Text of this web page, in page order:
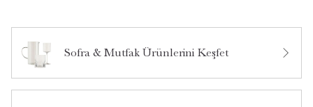
Sofra & Mutfak Ürünlerini Keşfet